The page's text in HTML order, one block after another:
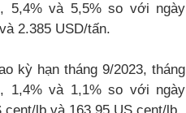
5,4% và 5,5% so với ngày
2.385 USD/tấn.
kỳ hạn tháng 9/2023, tháng
1,4% và 1,1% so với ngày